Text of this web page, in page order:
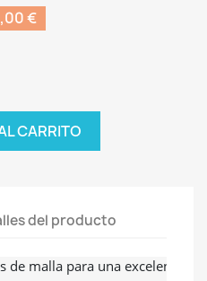
€
CARRITO
del producto
malla para una excelente